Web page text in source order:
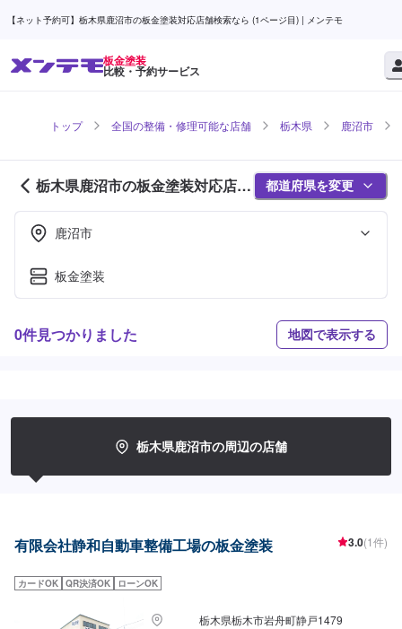
【ネット予約可】栃木県鹿沼市の板金塗装対応店舗検索なら (1ページ目) | メンテモ
板金塗装
比較・予約サービス
トップ 全国の整備・修理可能な店舗 栃木県 鹿沼市
栃木県鹿沼市の板金塗装対応店舗
紹介 (1ページ目)
都道府県を変更
鹿沼市
板金塗装
0件見つかりました 地図で表示する
栃木県鹿沼市の周辺の店舗
有限会社静和自動車整備工場の板金塗装 3.0(1件)
カードOK QR決済OK ローンOK
栃木県栃木市岩舟町静戸1479